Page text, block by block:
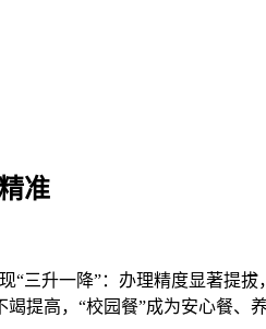
准
升一降”：办理精度显著提拔
竭提高，“校园餐”成为安心餐